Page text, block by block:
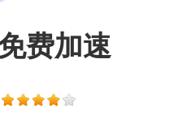
费加速